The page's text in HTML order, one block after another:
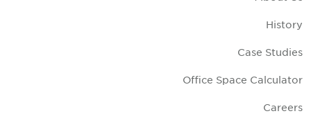
History
Case Studies
Office Space Calculator
Careers